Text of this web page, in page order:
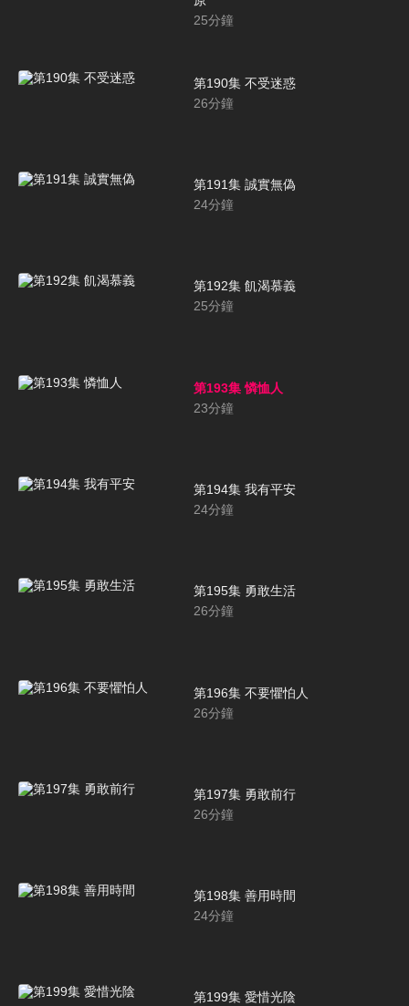
25分鐘
第190集 不受迷惑
26分鐘
第191集 誠實無偽
24分鐘
第192集 飢渴慕義
25分鐘
第193集 憐恤人
23分鐘
第194集 我有平安
24分鐘
第195集 勇敢生活
26分鐘
第196集 不要懼怕人
26分鐘
第197集 勇敢前行
26分鐘
第198集 善用時間
24分鐘
第199集 愛惜光陰